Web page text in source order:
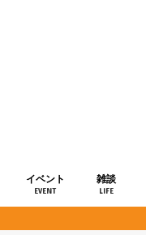
イベント
EVENT
雑談
LIFE